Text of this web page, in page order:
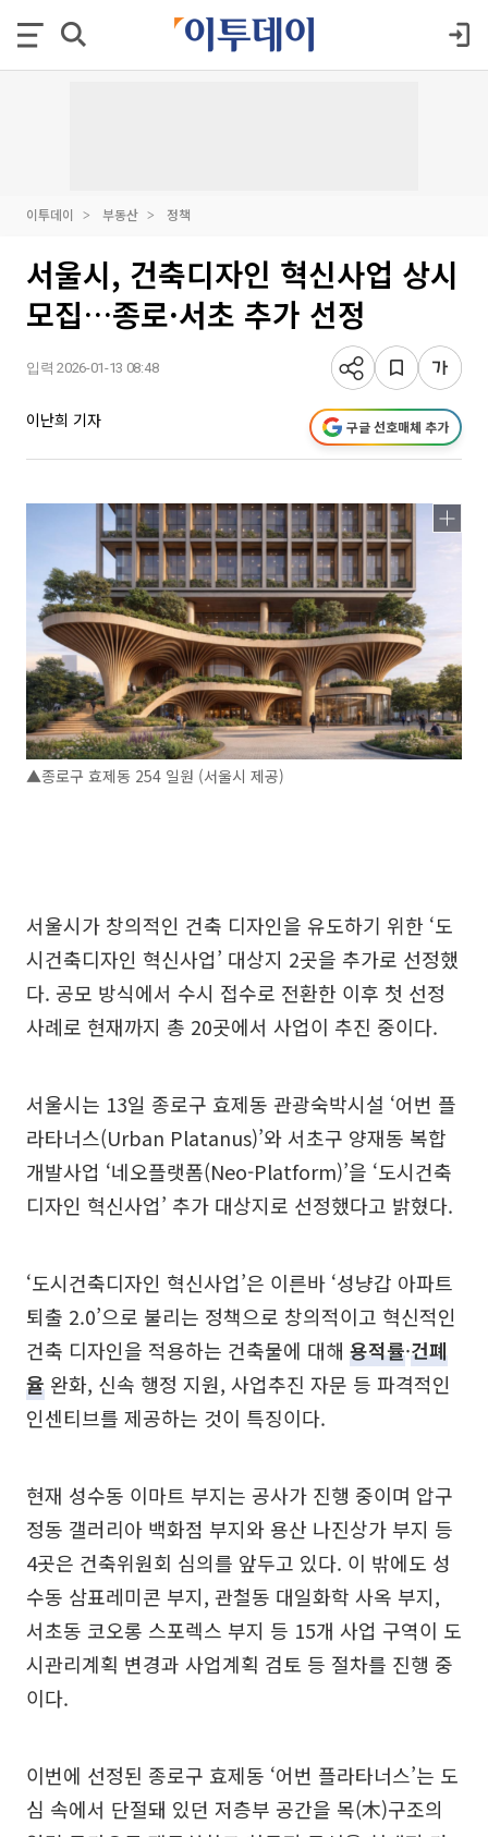
이투데이 부동산 정책
서울시, 건축디자인 혁신사업 상시
모집…종로·서초 추가 선정
입력 2026-01-13 08:48
이난희 기자 구글 선호매체 추가
▲종로구 효제동 254 일원 (서울시 제공)
서울시가 창의적인 건축 디자인을 유도하기 위한 ‘도
시건축디자인 혁신사업’ 대상지 2곳을 추가로 선정했
다. 공모 방식에서 수시 접수로 전환한 이후 첫 선정
사례로 현재까지 총 20곳에서 사업이 추진 중이다.
서울시는 13일 종로구 효제동 관광숙박시설 ‘어번 플
라타너스(Urban Platanus)’와 서초구 양재동 복합
개발사업 ‘네오플랫폼(Neo-Platform)’을 ‘도시건축
디자인 혁신사업’ 추가 대상지로 선정했다고 밝혔다.
‘도시건축디자인 혁신사업’은 이른바 ‘성냥갑 아파트
퇴출 2.0’으로 불리는 정책으로 창의적이고 혁신적인
건축 디자인을 적용하는 건축물에 대해 용적률·건폐
율 완화, 신속 행정 지원, 사업추진 자문 등 파격적인
인센티브를 제공하는 것이 특징이다.
현재 성수동 이마트 부지는 공사가 진행 중이며 압구
정동 갤러리아 백화점 부지와 용산 나진상가 부지 등
4곳은 건축위원회 심의를 앞두고 있다. 이 밖에도 성
수동 삼표레미콘 부지, 관철동 대일화학 사옥 부지,
서초동 코오롱 스포렉스 부지 등 15개 사업 구역이 도
시관리계획 변경과 사업계획 검토 등 절차를 진행 중
이다.
이번에 선정된 종로구 효제동 ‘어번 플라타너스’는 도
심 속에서 단절돼 있던 저층부 공간을 목(木)구조의